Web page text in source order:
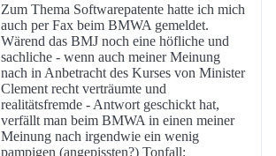
Zum Thema Softwarepatente hatte ich mich
auch per Fax beim BMWA gemeldet.
Wärend das BMJ noch eine höfliche und
sachliche - wenn auch meiner Meinung
nach in Anbetracht des Kurses von Minister
Clement recht verträumte und
realitätsfremde - Antwort geschickt hat,
verfällt man beim BMWA in einen meiner
Meinung nach irgendwie ein wenig
pampigen (angepissten?) Tonfall: